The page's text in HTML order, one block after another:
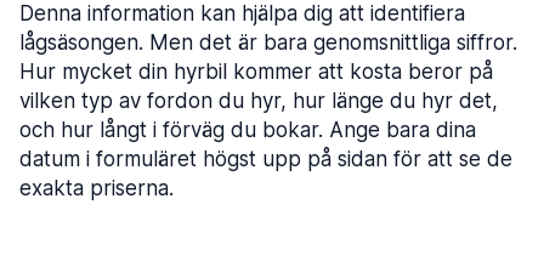
Denna information kan hjälpa dig att identifiera
lågsäsongen. Men det är bara genomsnittliga siffror.
Hur mycket din hyrbil kommer att kosta beror på
vilken typ av fordon du hyr, hur länge du hyr det,
och hur långt i förväg du bokar. Ange bara dina
datum i formuläret högst upp på sidan för att se de
exakta priserna.